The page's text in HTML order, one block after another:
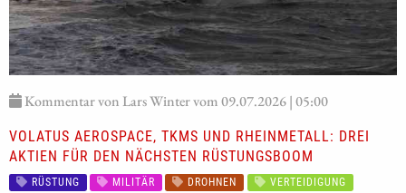
Kommentar von Lars Winter vom 09.07.2026 | 05:00
VOLATUS AEROSPACE, TKMS UND RHEINMETALL: DREI
AKTIEN FÜR DEN NÄCHSTEN RÜSTUNGSBOOM
RÜSTUNG MILITÄR DROHNEN
VERTEIDIGUNG